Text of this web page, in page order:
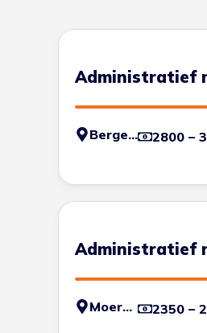
Administratief
Bergen op Zoom 2800 –
Administratief
Moerdijk 2350 –